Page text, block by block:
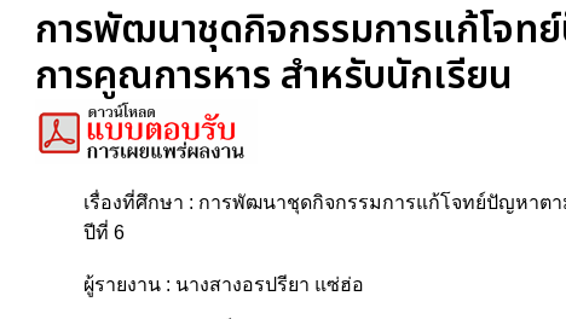
การพัฒนาชุดกิจกรรมการแก้โจท
การคูณการหาร สำหรับนักเรียน
เรื่องที่ศึกษา : การพัฒนาชุดกิจกรรมการแก้โจทย์ปัญหาต
ปีที่ 6
ผู้รายงาน : นางสางอรปรียา แซ่ฮ่อ